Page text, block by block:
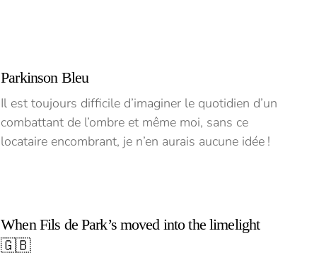
Parkinson Bleu
Il est toujours difficile d’imaginer le quotidien d’un
combattant de l’ombre et même moi, sans ce
locataire encombrant, je n’en aurais aucune idée !
When Fils de Park’s moved into the limelight
🇬🇧